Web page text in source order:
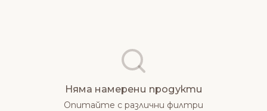
Няма намерени продукти
Опитайте с различни филтри